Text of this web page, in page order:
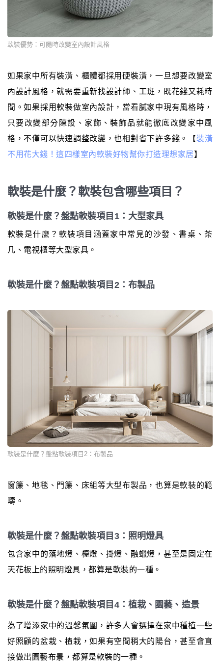
軟裝優勢：可隨時改變室內設計風格
如果家中所有裝潢、櫃體都採用硬裝潢，一旦想要改變室
內設計風格，就需要重新找設計師、工班，既花錢又耗時
間。如果採用軟裝做室內設計，當看膩家中現有風格時，
只要改變部分陳設、家飾、裝飾品就能徹底改變家中風
格，不僅可以快速調整改變，也相對省下許多錢。【裝潢
不用花大錢！這四樣室內軟裝好物幫你打造理想家居】
軟裝是什麼？軟裝包含哪些項目？
軟裝是什麼？盤點軟裝項目1：大型家具
軟裝是什麼？軟裝項目涵蓋家中常見的沙發、書桌、茶
几、電視櫃等大型家具。
軟裝是什麼？盤點軟裝項目2：布製品
軟裝是什麼？盤點軟裝項目2：布製品
窗簾、地毯、門簾、床組等大型布製品，也算是軟裝的範
疇。
軟裝是什麼？盤點軟裝項目3：照明燈具
包含家中的落地燈、檯燈、掛燈、融蠟燈，甚至是固定在
天花板上的照明燈具，都算是軟裝的一種。
軟裝是什麼？盤點軟裝項目4：植栽、園藝、造景
為了增添家中的溫馨氛圍，許多人會選擇在家中種植一些
好照顧的盆栽、植栽，如果有空間稍大的陽台，甚至會直
接做出園藝布景，都算是軟裝的一種。